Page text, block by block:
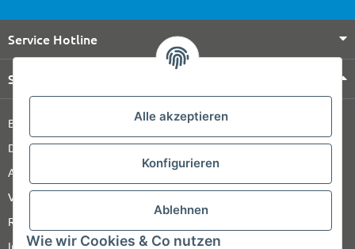
Alle akzeptieren
Konfigurieren
Ablehnen
Wie wir Cookies & Co nutzen
Service Hotline
Shop Service
Barrierefreiheitserklärung
Datenschutz
AGB
Versandinformationen
Retour
Impressum